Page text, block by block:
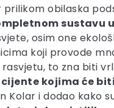
prilikom obilaska
sustavu
osim one
koji provode
to zna biti
kojima će
Kolar i dodao kako